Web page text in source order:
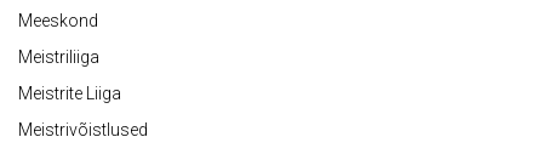
Meeskond
Meistriliiga
Meistrite Liiga
Meistrivõistlused